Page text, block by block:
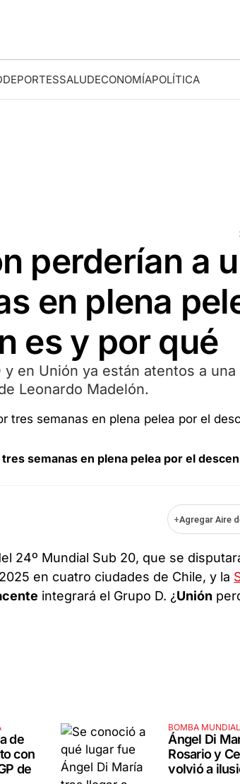
DEPORTESSALUDECONOMÍAPOLÍTICA
perderían a
en plena
es y por qué
en Unión ya están atentos a
Leonardo Madelón.
semanas en plena pelea por el
+Agregar Aire
24º Mundial Sub 20, que se
en cuatro ciudades de Chile, y la
integrará el Grupo D. ¿Unión
de
con
de
BOMBA MUNDIAL
Ángel Di
Rosario y
volvió a